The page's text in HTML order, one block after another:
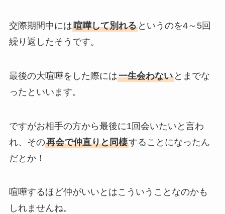
交際期間中には喧嘩して別れるというのを4～5回
繰り返したそうです。
最後の大喧嘩をした際には一生会わないとまでな
ったといいます。
ですがお相手の方から最後に1回会いたいと言わ
れ、その再会で仲直りと同棲することになったん
だとか！
喧嘩するほど仲がいいとはこういうことなのかも
しれませんね。